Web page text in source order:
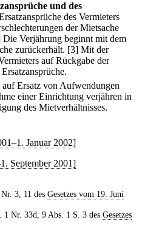
und des
des Vermieters
der Mietsache
Die Verjährung beginnt mit dem
zurückerhält. [3] Mit der
auf Rückgabe der
Ersatz von Aufwendungen
einer Einrichtung verjähren in
des Mietverhältnisses.
Januar 2002]
September 2001]
3, 11 des Gesetzes vom 19. Juni
Nr. 33d, 9 Abs. 1 S. 3 des Gesetzes